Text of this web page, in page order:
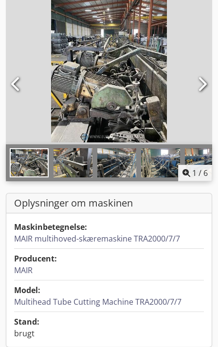
1 / 6
Oplysninger om maskinen
Maskinbetegnelse:
MAIR multihoved-skæremaskine TRA2000/7/7
Producent:
MAIR
Model:
Multihead Tube Cutting Machine TRA2000/7/7
Stand:
brugt